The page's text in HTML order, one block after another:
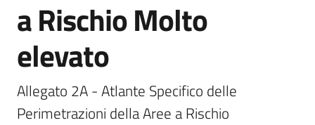
Servizi
Leggi Atti Bandi
a Rischio Molto
elevato
Allegato 2A - Atlante Specifico delle
Perimetrazioni della Aree a Rischio